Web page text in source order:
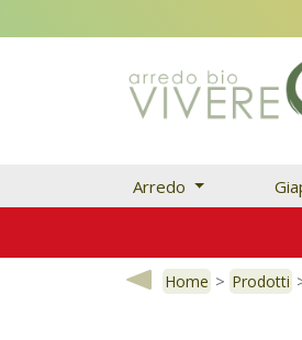
Arredo
Home > Prodotti